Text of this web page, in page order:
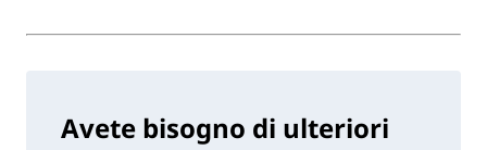
Avete bisogno di ulteriori